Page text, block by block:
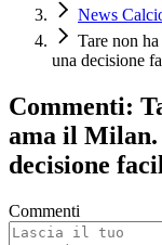
News
Tare non
una decisione
Commenti:
ama il Milan.
decisione
Commenti